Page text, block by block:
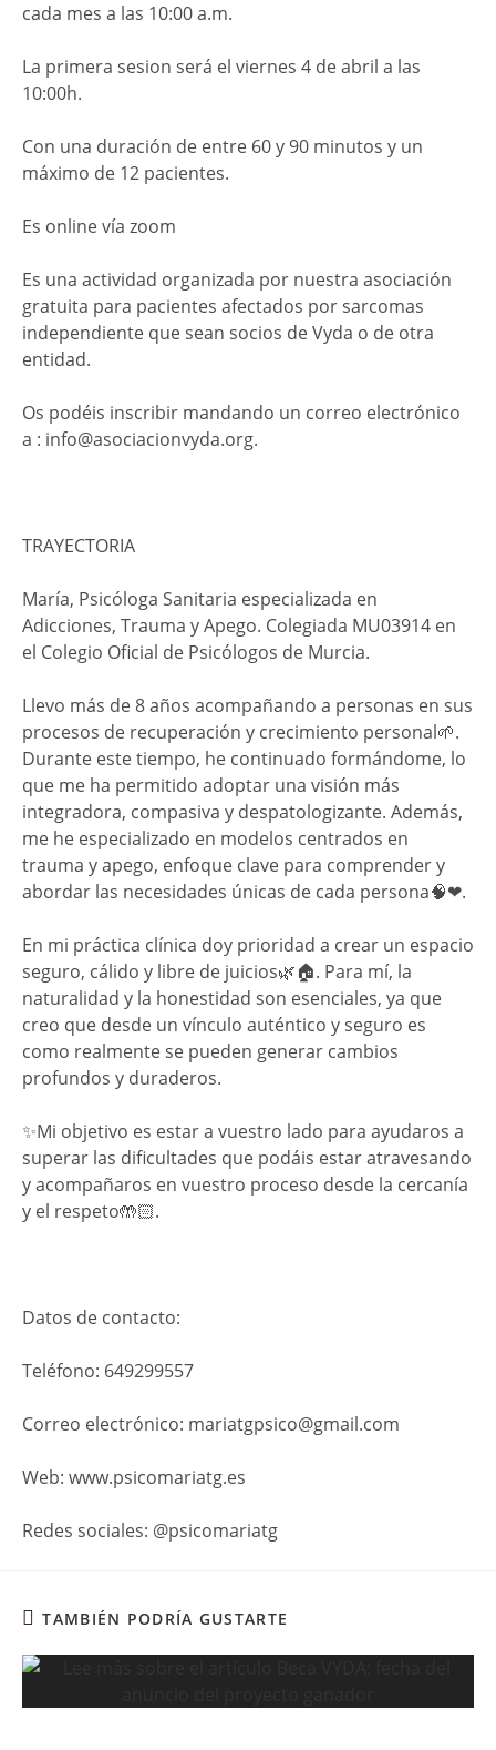
cada mes a las 10:00 a.m.
La primera sesion será el viernes 4 de abril a las
10:00h.
Con una duración de entre 60 y 90 minutos y un
máximo de 12 pacientes.
Es online vía zoom
Es una actividad organizada por nuestra asociación
gratuita para pacientes afectados por sarcomas
independiente que sean socios de Vyda o de otra
entidad.
Os podéis inscribir mandando un correo electrónico
a : info@asociacionvyda.org.
TRAYECTORIA
María, Psicóloga Sanitaria especializada en
Adicciones, Trauma y Apego. Colegiada MU03914 en
el Colegio Oficial de Psicólogos de Murcia.
Llevo más de 8 años acompañando a personas en sus
procesos de recuperación y crecimiento personal🌱.
Durante este tiempo, he continuado formándome, lo
que me ha permitido adoptar una visión más
integradora, compasiva y despatologizante. Además,
me he especializado en modelos centrados en
trauma y apego, enfoque clave para comprender y
abordar las necesidades únicas de cada persona🧠❤.
En mi práctica clínica doy prioridad a crear un espacio
seguro, cálido y libre de juicios🌿🏠. Para mí, la
naturalidad y la honestidad son esenciales, ya que
creo que desde un vínculo auténtico y seguro es
como realmente se pueden generar cambios
profundos y duraderos.
✨Mi objetivo es estar a vuestro lado para ayudaros a
superar las dificultades que podáis estar atravesando
y acompañaros en vuestro proceso desde la cercanía
y el respeto🤲🏻.
Datos de contacto:
Teléfono: 649299557
Correo electrónico: mariatgpsico@gmail.com
Web: www.psicomariatg.es
Redes sociales: @psicomariatg
TAMBIÉN PODRÍA GUSTARTE